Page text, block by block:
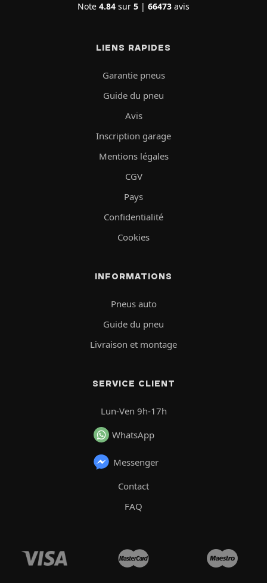
Note 4.84 sur 5 | 66473 avis
LIENS RAPIDES
Garantie pneus
Guide du pneu
Avis
Inscription garage
Mentions légales
CGV
Pays
Confidentialité
Cookies
INFORMATIONS
Pneus auto
Guide du pneu
Livraison et montage
SERVICE CLIENT
Lun-Ven 9h-17h
WhatsApp
Messenger
Contact
FAQ